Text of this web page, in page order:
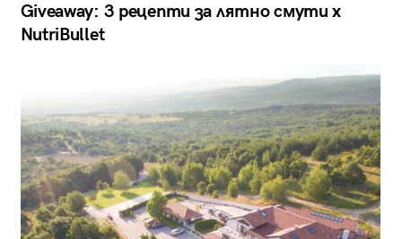
Giveaway: 3 рецепти за лятно смути x
NutriBullet